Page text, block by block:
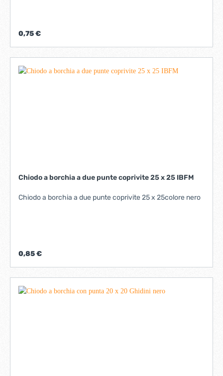
0,75 €
Chiodo a borchia a due punte coprivite 25 x 25 IBFM
Chiodo a borchia a due punte coprivite 25 x 25colore nero
0,85 €